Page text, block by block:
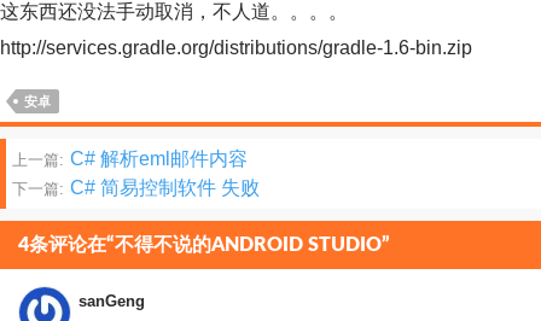
这东西还没法手动取消，不人道。。。。
http://services.gradle.org/distributions/gradle-1.6-bin.zip
安卓
文
章
分
页
上一篇: C# 解析eml邮件内容
下一篇: C# 简易控制软件 失败
4条评论在“不得不说的ANDROID STUDIO”
sanGeng